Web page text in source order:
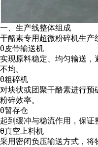
一、生产线整体组成
干酪素专用超微粉碎机生产
θ皮带输送机
实现原料稳定、均匀输送
不均。
θ粗碎机
对块状或团聚干酪素进行
粉碎效率。
θ暂存仓
起到缓冲与稳流作用，保证
θ真空上料机
采用密闭负压输送方式，